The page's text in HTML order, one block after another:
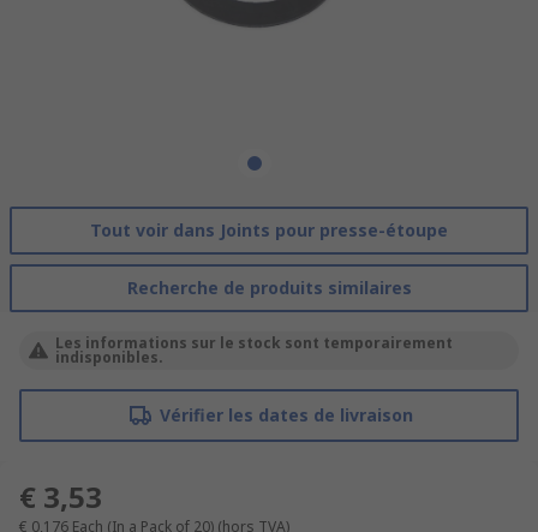
Tout voir dans Joints pour presse-étoupe
Recherche de produits similaires
Les informations sur le stock sont temporairement
indisponibles.
Vérifier les dates de livraison
€ 3,53
€ 0,176 Each (In a Pack of 20) (hors TVA)